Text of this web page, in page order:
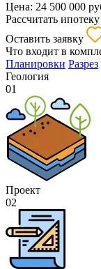
Цена: 24 500 000
Рассчитать ипотеку
Оставить заявку
Что входит в
Планировки Разрез
Геология
01
Проект
02